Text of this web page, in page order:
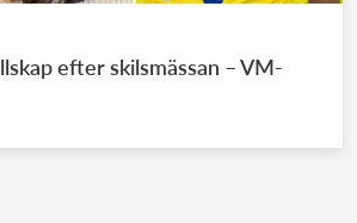
efter skilsmässan – VM-